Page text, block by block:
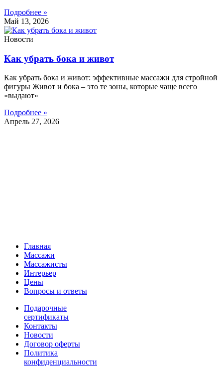
Подробнее »
Май 13, 2026
Новости
Как убрать бока и живот
Как убрать бока и живот: эффективные массажи для стройной
фигуры Живот и бока – это те зоны, которые чаще всего
«выдают»
Подробнее »
Апрель 27, 2026
Главная
Массажи
Массажисты
Интерьер
Цены
Вопросы и ответы
Подарочные
сертификаты
Контакты
Новости
Договор оферты
Политика
конфиденциальности